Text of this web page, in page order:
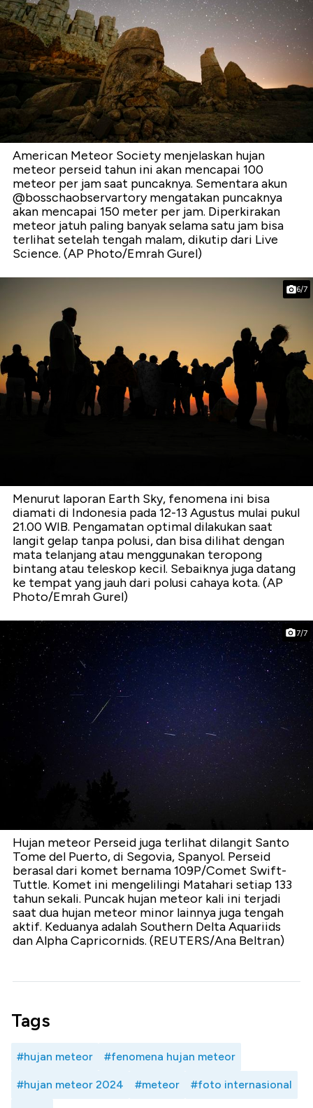
American Meteor Society menjelaskan hujan
meteor perseid tahun ini akan mencapai 100
meteor per jam saat puncaknya. Sementara akun
@bosschaobservartory mengatakan puncaknya
akan mencapai 150 meter per jam. Diperkirakan
meteor jatuh paling banyak selama satu jam bisa
terlihat setelah tengah malam, dikutip dari Live
Science. (AP Photo/Emrah Gurel)
6/7
Menurut laporan Earth Sky, fenomena ini bisa
diamati di Indonesia pada 12-13 Agustus mulai pukul
21.00 WIB. Pengamatan optimal dilakukan saat
langit gelap tanpa polusi, dan bisa dilihat dengan
mata telanjang atau menggunakan teropong
bintang atau teleskop kecil. Sebaiknya juga datang
ke tempat yang jauh dari polusi cahaya kota. (AP
Photo/Emrah Gurel)
7/7
Hujan meteor Perseid juga terlihat dilangit Santo
Tome del Puerto, di Segovia, Spanyol. Perseid
berasal dari komet bernama 109P/Comet Swift-
Tuttle. Komet ini mengelilingi Matahari setiap 133
tahun sekali. Puncak hujan meteor kali ini terjadi
saat dua hujan meteor minor lainnya juga tengah
aktif. Keduanya adalah Southern Delta Aquariids
dan Alpha Capricornids. (REUTERS/Ana Beltran)
Tags
#hujan meteor #fenomena hujan meteor
#hujan meteor 2024 #meteor #foto internasional